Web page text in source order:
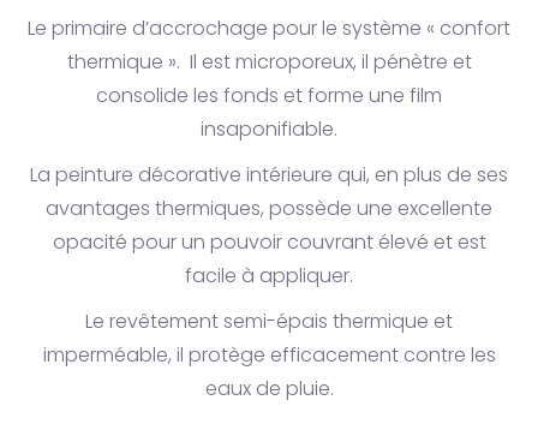
Le primaire d’accrochage pour le système « confort
thermique ». Il est microporeux, il pénètre et
consolide les fonds et forme une film
insaponifiable.
La peinture décorative intérieure qui, en plus de ses
avantages thermiques, possède une excellente
opacité pour un pouvoir couvrant élevé et est
facile à appliquer.
Le revêtement semi-épais thermique et
imperméable, il protège efficacement contre les
eaux de pluie.